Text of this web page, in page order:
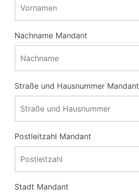
Nachname Mandant
Straße und Hausnummer Mandant
Postleitzahl Mandant
Stadt Mandant